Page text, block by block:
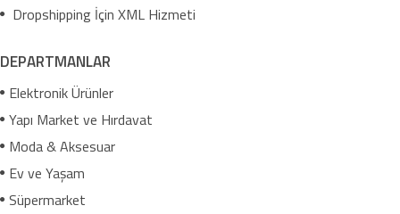
Dropshipping İçin XML Hizmeti
DEPARTMANLAR
Elektronik Ürünler
Yapı Market ve Hırdavat
Moda & Aksesuar
Ev ve Yaşam
Süpermarket